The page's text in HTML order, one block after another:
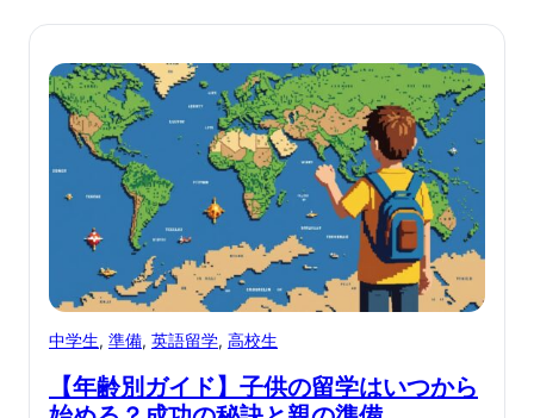
中学生, 準備, 英語留学, 高校生
【年齢別ガイド】子供の留学はいつから